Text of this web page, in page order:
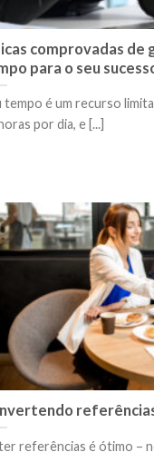
comprovadas de
para o seu
tempo é um recurso
por dia, e [...]
referências é ótimo –